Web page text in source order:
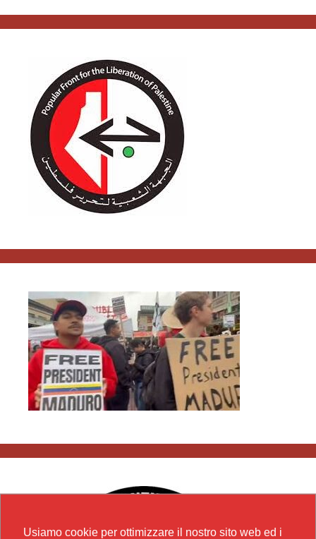
Usiamo cookie per ottimizzare il nostro sito web ed i